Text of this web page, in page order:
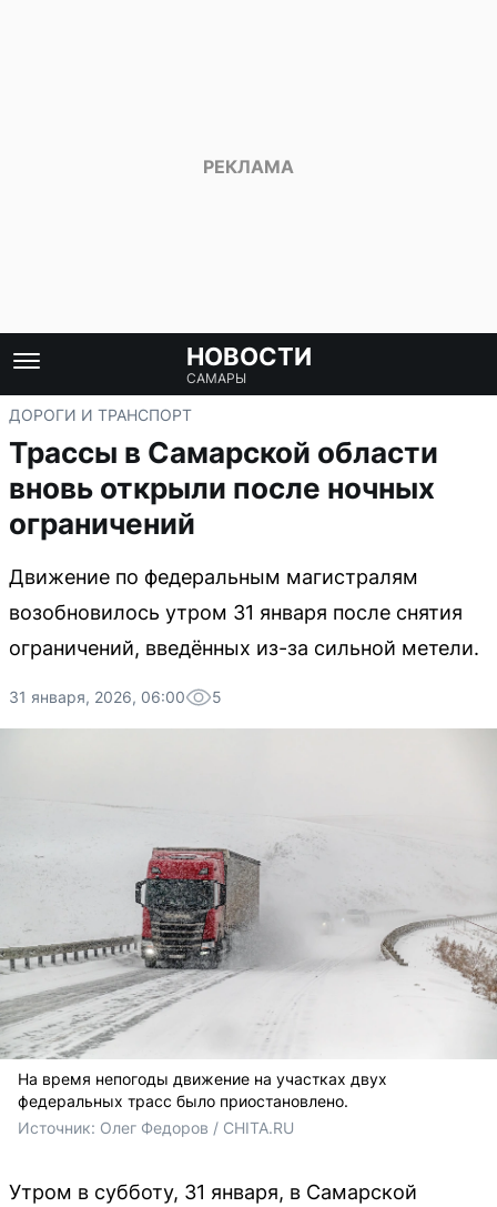
НОВОСТИ
САМАРЫ
ДОРОГИ И ТРАНСПОРТ
Трассы в Самарской области
вновь открыли после ночных
ограничений
Движение по федеральным магистралям
возобновилось утром 31 января после снятия
ограничений, введённых из-за сильной метели.
31 января, 2026, 06:00 5
На время непогоды движение на участках двух
федеральных трасс было приостановлено.
Источник: Олег Федоров / CHITA.RU
Утром в субботу, 31 января, в Самарской